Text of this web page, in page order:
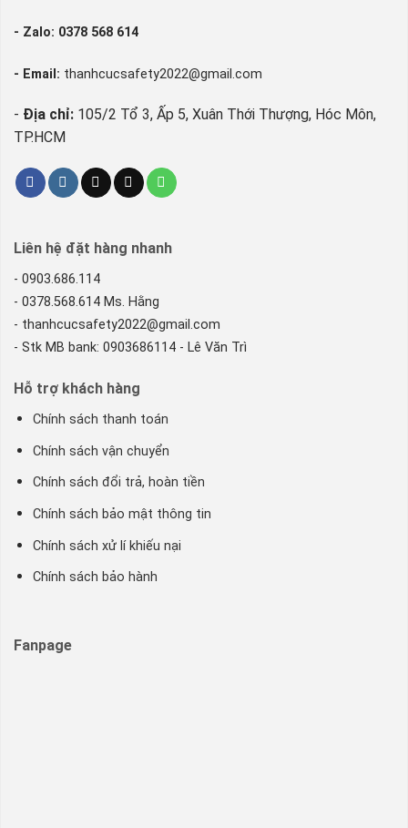
- Zalo: 0378 568 614
- Email: thanhcucsafety2022@gmail.com
- Địa chỉ: 105/2 Tổ 3, Ấp 5, Xuân Thới Thượng, Hóc Môn,
TP.HCM
Liên hệ đặt hàng nhanh
- 0903.686.114
- 0378.568.614 Ms. Hằng
- thanhcucsafety2022@gmail.com
- Stk MB bank: 0903686114 - Lê Văn Trì
Hỗ trợ khách hàng
Chính sách thanh toán
Chính sách vận chuyển
Chính sách đổi trả, hoàn tiền
Chính sách bảo mật thông tin
Chính sách xử lí khiếu nại
Chính sách bảo hành
Fanpage